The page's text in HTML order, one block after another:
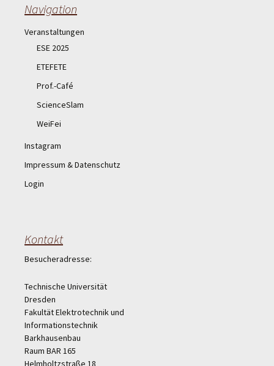
Navigation
Veranstaltungen
ESE 2025
ETEFETE
Prof.-Café
ScienceSlam
WeiFei
Instagram
Impressum & Datenschutz
Login
Kontakt
Besucheradresse:
Technische Universität
Dresden
Fakultät Elektrotechnik und
Informationstechnik
Barkhausenbau
Raum BAR 165
Helmholtzstraße 18